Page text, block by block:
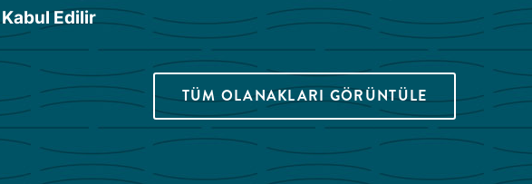
Kabul Edilir
TÜM OLANAKLARI GÖRÜNTÜLE